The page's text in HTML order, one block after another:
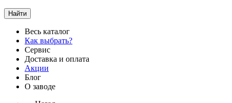
Найти
Весь каталог
Как выбрать?
Сервис
Доставка и оплата
Акции
Блог
О заводе